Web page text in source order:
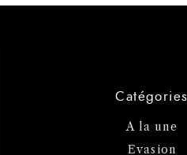
Catégories
A la une
Evasion